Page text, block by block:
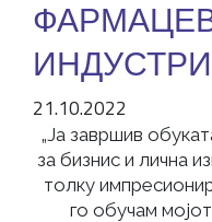
21.10.2022
„Ја завршив
за бизнис и лична
толку
го обучам